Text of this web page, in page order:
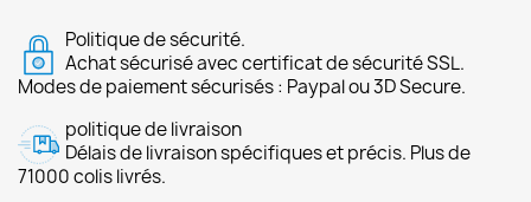
Politique de sécurité.
Achat sécurisé avec certificat de sécurité SSL.
Modes de paiement sécurisés : Paypal ou 3D Secure.
politique de livraison
Délais de livraison spécifiques et précis. Plus de
71000 colis livrés.